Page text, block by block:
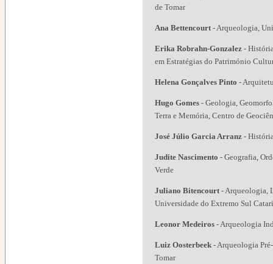
de Tomar
Ana Bettencourt - Arqueologia,
Erika Robrahn-Gonzalez -
em Estratégias do Património
Helena Gonçalves Pinto -
Hugo Gomes - Geologia,
Terra e Memória, Centro de
José Júlio Garcia Arranz -
Judite Nascimento - Geografia,
Verde
Juliano Bitencourt - Arqueologia,
Universidade do Extremo Sul
Leonor Medeiros - Arqueologia
Luiz Oosterbeek - Arqueologia
Tomar